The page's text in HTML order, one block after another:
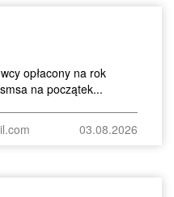
opłacony na rok
na początek...
03.08.2026